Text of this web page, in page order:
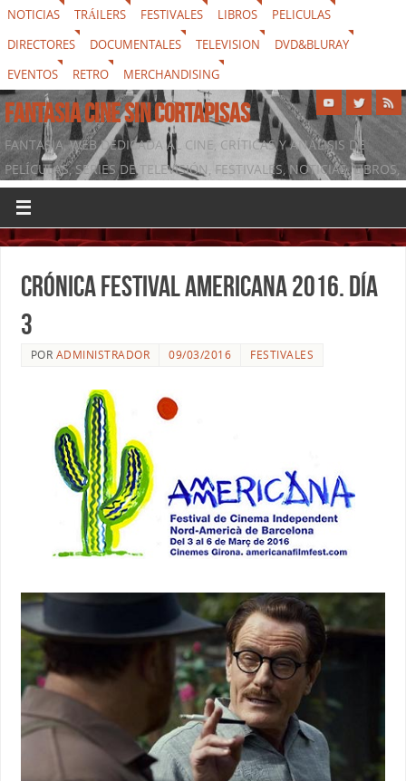
NOTICIAS TRÁILERS FESTIVALES LIBROS
PELICULAS
DIRECTORES
DOCUMENTALES TELEVISION
DVD&BLURAY
EVENTOS
RETRO MERCHANDISING
FANTASIA CINE SIN CORTAPISAS
FANTASIA, WEB DEDICADA AL CINE, CRÍTICAS Y ANÁLISIS DE
PELÍCULAS, SERIES DE TELEVISIÓN, FESTIVALES, NOTICIAS, LIBROS,
DVD & BLURAY, MERCHANDISING Y TODO LO QUE RODEA AL
SÉPTIMO ARTE
Crónica festival Americana 2016. Día
3
POR ADMINISTRADOR 09/03/2016 FESTIVALES